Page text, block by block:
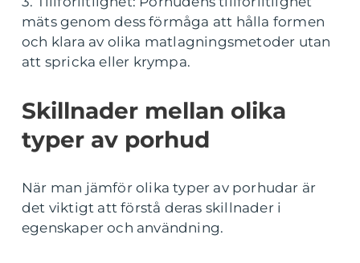
mäts genom dess förmåga att hålla formen
och klara av olika matlagningsmetoder utan
att spricka eller krympa.
Skillnader mellan olika
typer av porhud
När man jämför olika typer av porhudar är
det viktigt att förstå deras skillnader i
egenskaper och användning.